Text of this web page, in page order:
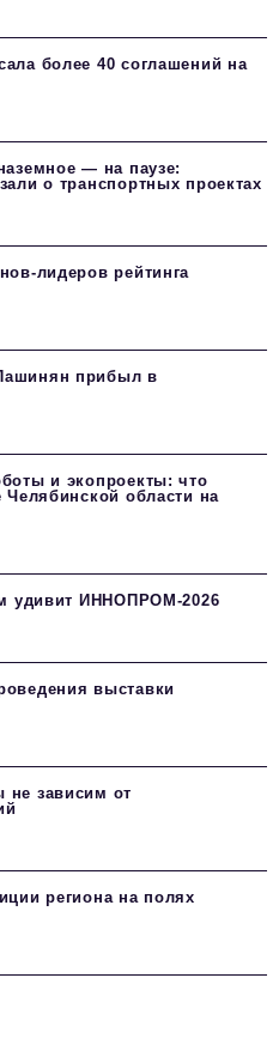
более 40 соглашений на
— на паузе:
о транспортных проектах
лидеров рейтинга
прибыл в
и экопроекты: что
Челябинской области на
удивит ИННОПРОМ‑2026
выставки
зависим от
региона на полях